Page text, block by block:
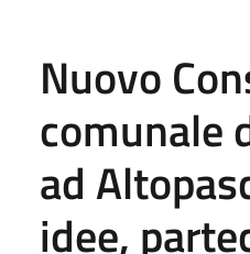
Nuovo
comunale
ad
idee,